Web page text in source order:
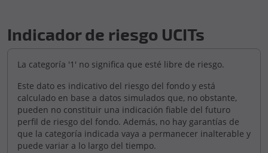
Indicador de riesgo UCITs
La categoría '1' no significa que esté libre de riesgo.
Este dato es indicativo del riesgo del fondo y está
calculado en base a datos simulados que, no obstante,
pueden no constituir una indicación fiable del futuro
perfil de riesgo del fondo. Además, no hay garantías de
que la categoría indicada vaya a permanecer inalterable y
puede variar a lo largo del tiempo.